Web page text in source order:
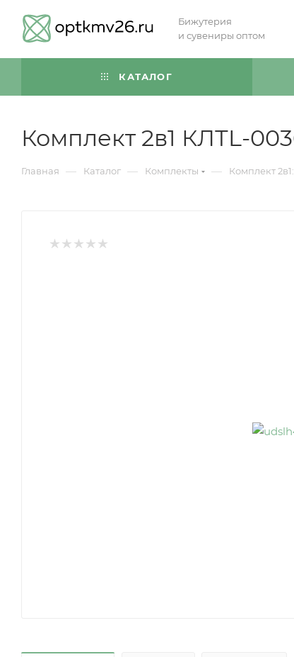
Бижутерия
и сувениры оптом
КАТАЛОГ
Комплект 2в1 КЛТL-
Главная — Каталог — Комплекты — Комплект